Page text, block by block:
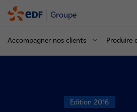
Groupe
Accompagner nos clients Produire
Edition 2016